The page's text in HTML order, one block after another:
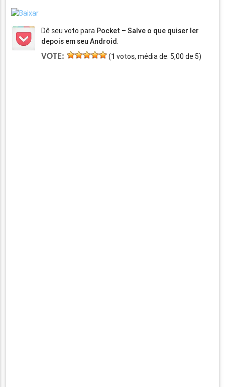
Dê seu voto para Pocket – Salve o que quiser ler
depois em seu Android:
VOTE: (1 votos, média de: 5,00 de 5)